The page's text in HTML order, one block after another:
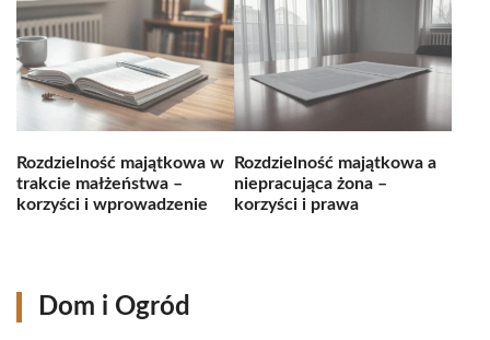
Rozdzielność majątkowa w
trakcie małżeństwa –
korzyści i wprowadzenie
Rozdzielność majątkowa a
niepracująca żona –
korzyści i prawa
Dom i Ogród